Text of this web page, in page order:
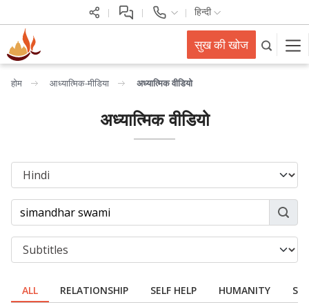
हिन्दी
सुख की खोज
होम आध्यात्मिक-मीडिया अध्यात्मिक वीडियो
अध्यात्मिक वीडियो
ALL RELATIONSHIP SELF HELP HUMANITY